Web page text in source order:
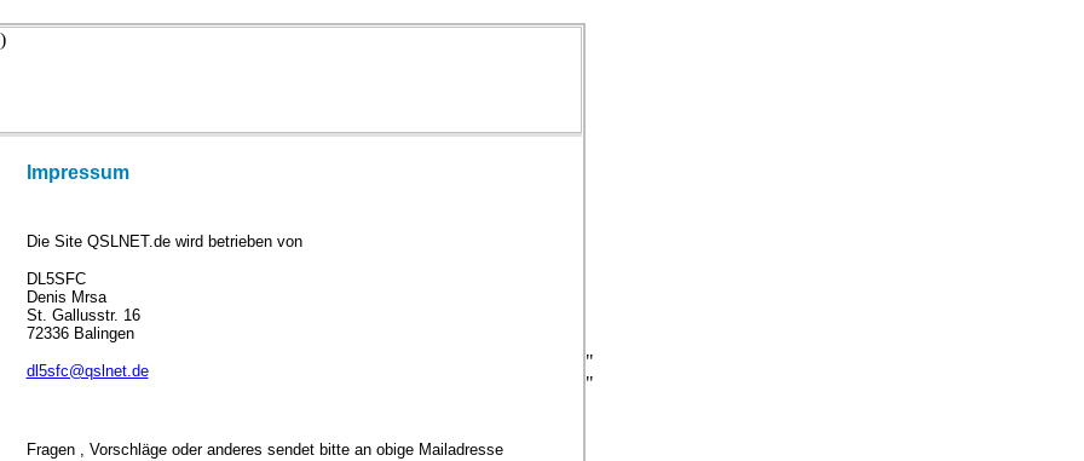
Impressum
Die Site QSLNET.de wird betrieben von
DL5SFC
Denis Mrsa
St. Gallusstr. 16
72336 Balingen
dl5sfc@qslnet.de
Fragen , Vorschläge oder anderes sendet bitte an obige Mailadresse
"
"